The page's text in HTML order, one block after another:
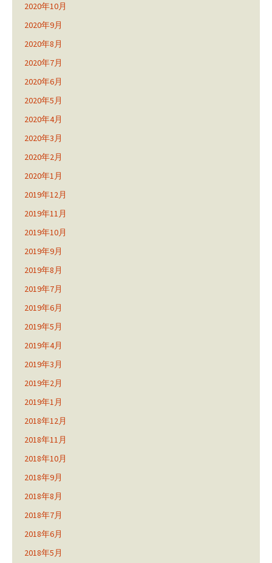
2020年10月
2020年9月
2020年8月
2020年7月
2020年6月
2020年5月
2020年4月
2020年3月
2020年2月
2020年1月
2019年12月
2019年11月
2019年10月
2019年9月
2019年8月
2019年7月
2019年6月
2019年5月
2019年4月
2019年3月
2019年2月
2019年1月
2018年12月
2018年11月
2018年10月
2018年9月
2018年8月
2018年7月
2018年6月
2018年5月